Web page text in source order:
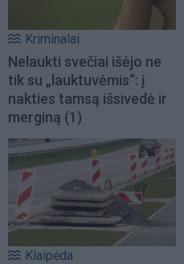
Kriminalai
Nelaukti svečiai išėjo ne
tik su „lauktuvėmis“: į
nakties tamsą išsivedė ir
merginą (1)
Klaipėda